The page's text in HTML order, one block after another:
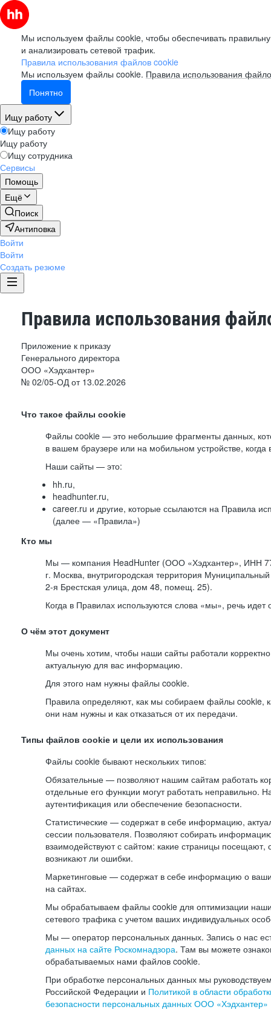
Мы используем файлы cookie, чтобы обеспечивать
и анализировать сетевой трафик.
Правила использования файлов cookie
Мы используем файлы cookie. Правила использования
Понятно
Ищу работу
Ищу работу
Ищу работу
Ищу сотрудника
Сервисы
Помощь
Ещё
Поиск
Антиповка
Войти
Войти
Создать резюме
Правила использования
Приложение к приказу
Генерального директора
ООО «Хэдхантер»
№ 02/05-ОД от 13.02.2026
Что такое файлы cookie
Файлы cookie — это небольшие фрагменты данных,
в вашем браузере или на мобильном устройстве,
Наши сайты — это:
hh.ru,
headhunter.ru,
career.ru и другие, которые ссылаются на Правила
(далее — «Правила»)
Кто мы
Мы — компания HeadHunter (ООО «Хэдхантер», ИНН
г. Москва, внутригородская территория Муниципальный
2-я Брестская улица, дом 48, помещ. 25).
Когда в Правилах используются слова «мы», речь
О чём этот документ
Мы очень хотим, чтобы наши сайты работали
актуальную для вас информацию.
Для этого нам нужны файлы cookie.
Правила определяют, как мы собираем файлы cookie,
они нам нужны и как отказаться от их передачи.
Типы файлов cookie и цели их использования
Файлы cookie бывают нескольких типов:
Обязательные — позволяют нашим сайтам работать
отдельные его функции могут работать неправильно.
аутентификация или обеспечение безопасности.
Статистические — содержат в себе информацию,
сессии пользователя. Позволяют собирать
взаимодействуют с сайтом: какие страницы посещают,
возникают ли ошибки.
Маркетинговые — содержат в себе информацию о
на сайтах.
Мы обрабатываем файлы cookie для оптимизации
сетевого трафика с учетом ваших индивидуальных
Мы — оператор персональных данных. Запись о нас
данных на сайте Роскомнадзора. Там вы можете
обрабатываемых нами файлов cookie.
При обработке персональных данных мы
Российской Федерации и Политикой в области
безопасности персональных данных ООО «Хэдхантер»